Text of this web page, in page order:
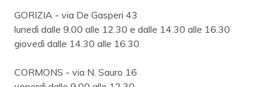
GORIZIA - via De Gasperi 43
lunedì dalle 9.00 alle 12.30 e dalle 14.30 alle 16.30
giovedì dalle 14.30 alle 16.30
CORMONS - via N. Sauro 16